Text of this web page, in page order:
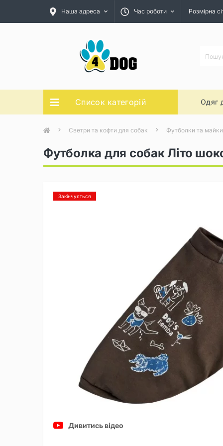
Наша адреса Час роботи Розмірна
Список категорій Одяг
Светри та кофти для собак Футболки та
Футболка для собак Літо
Закінчується
Дивитись відео